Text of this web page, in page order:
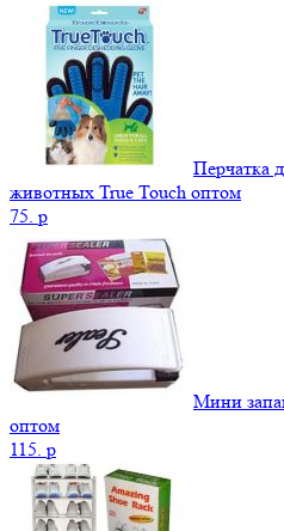
Перчатка
животных True Touch оптом
75. p
Мини
оптом
115. p